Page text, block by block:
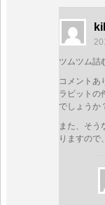
ツムツム詰
コメントあ
ラビットの
でしょうか
また、そう
りますので